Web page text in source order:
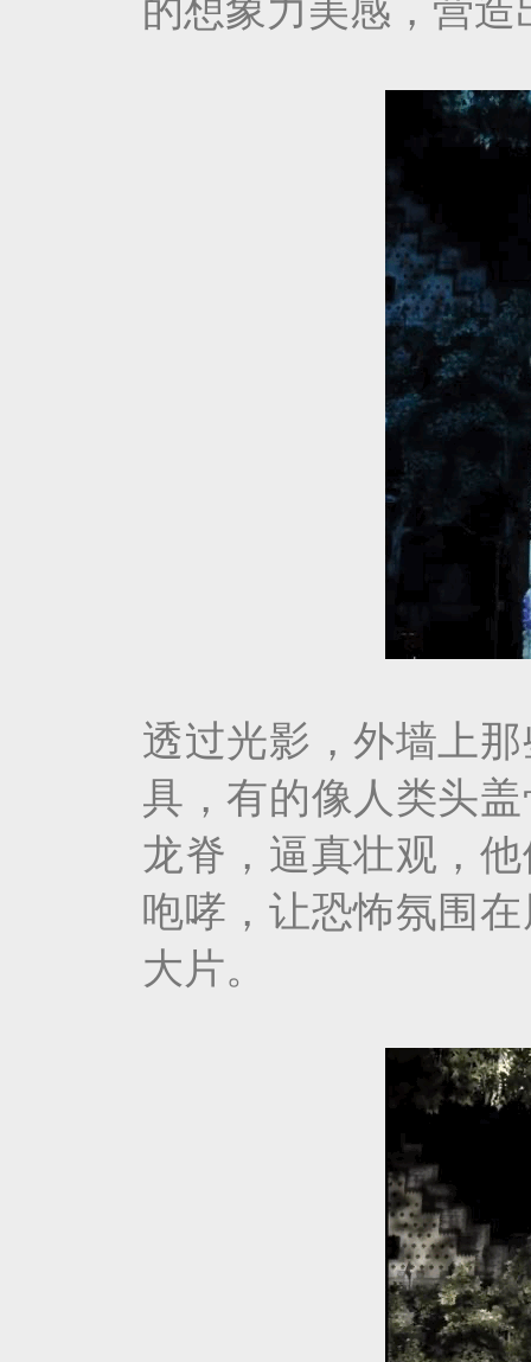
的想象力美感，营
透过光影，外墙上
具，有的像人类头
龙脊，逼真壮观，
咆哮，让恐怖氛围
大片。